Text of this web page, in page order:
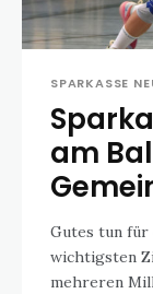
SPARKASSE
am
Gutes tun für
wichtigsten
mehreren